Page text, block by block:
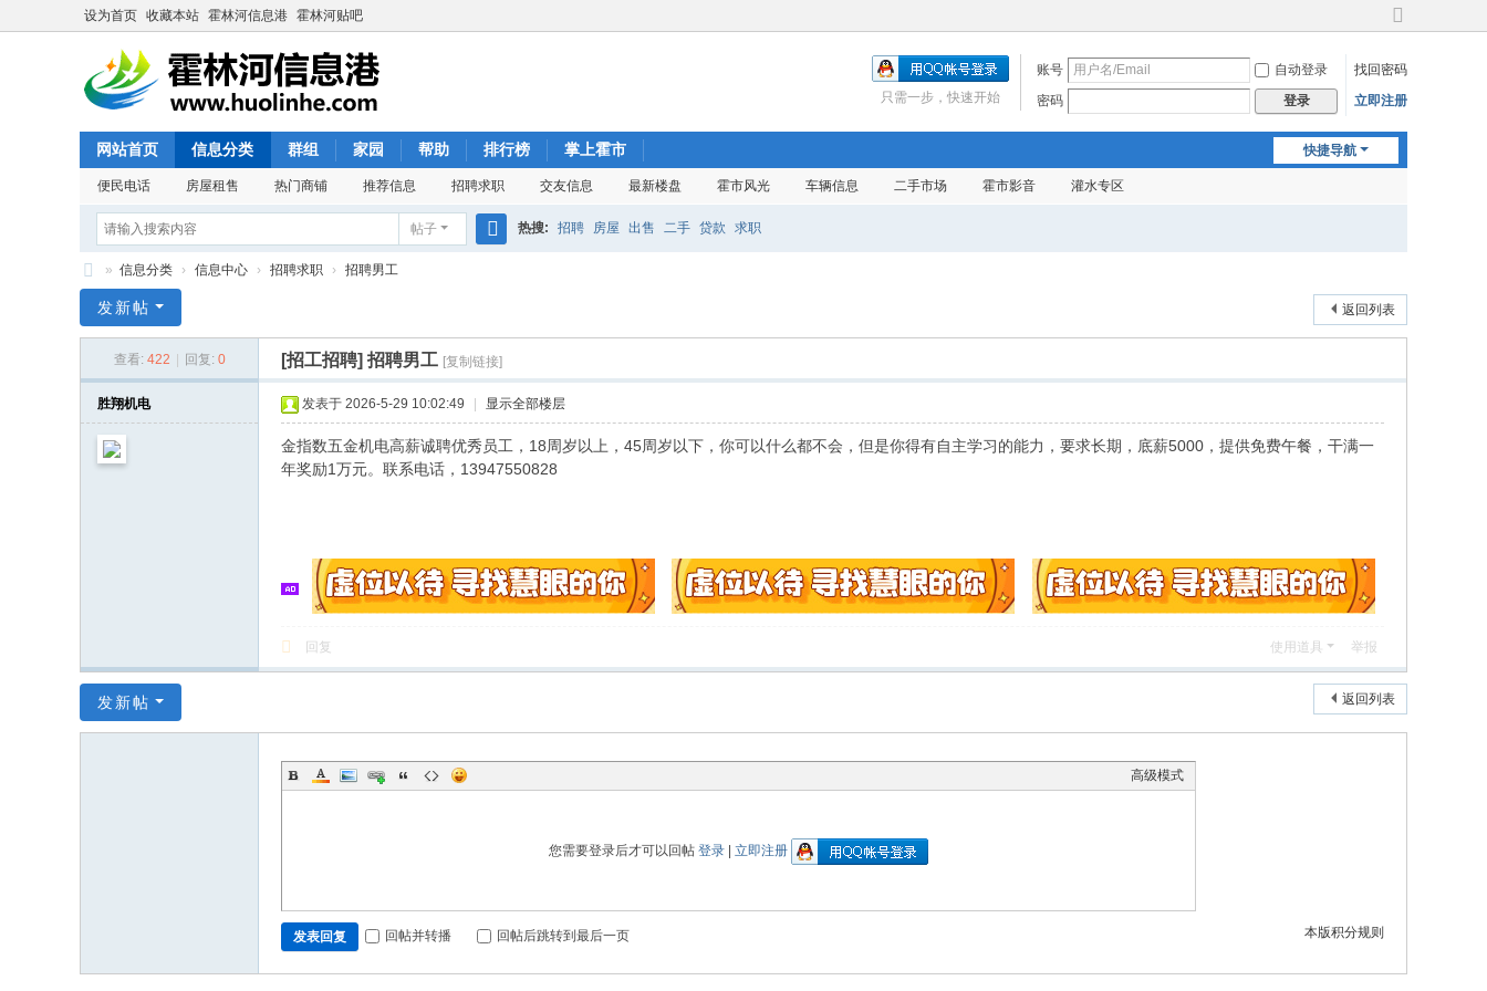
设为首页 收藏本站 霍林河信息港 霍林河贴吧
切
到
宽
账号 自动登录
找回密码
密码
登录 立即注册
只需一步，快速开始
快捷导航
网站首页 信息分类 群组 家园 帮助 排行榜 掌上霍市
便民电话 房屋租售 热门商铺 推荐信息 招聘求职 交友信息 最新楼盘 霍市风光 车辆信息 二手市场 霍市影音 灌水专区
帖子 热搜: 招聘 房屋 出售 二手 贷款 求职
林
» 信息分类 › 信息中心 › 招聘求职 › 招聘男工
返回列表
发新帖
查看: 422 回复: 0 [招工招聘] 招聘男工 [复制链接]
胜翔机电 发表于 2026-5-29 10:02:49 显示全部楼层
金指数五金机电高薪诚聘优秀员工，18周岁以上，45周岁以下，你可以什么都不会，但是你得有自主学习的能力，要求长期，底薪5000，提供免费午餐，干满一
年奖励1万元。联系电话，13947550828
回复 使用道具 举报
返回列表
发新帖
高级模式
您需要登录后才可以回帖 登录 立即注册
本版积分规则
发表回复 回帖并转播 回帖后跳转到最后一页